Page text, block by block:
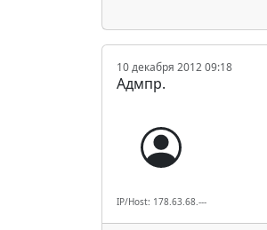
10 декабря 2012 09:18
Адмпр.
IP/Host: 178.63.68.---